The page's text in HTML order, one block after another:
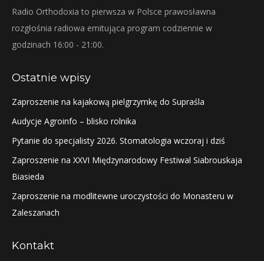
Radio Orthodoxia to pierwsza w Polsce prawosławna
rozgłośnia radiowa emitująca program codziennie w
godzinach 16:00 - 21:00.
Ostatnie wpisy
Zaproszenie na kajakową pielgrzymkę do Supraśla
Audycje Agroinfo – blisko rolnika
Pytanie do specjalisty 2026. Stomatologia wczoraj i dziś
Zaproszenie na XXVI Międzynarodowy Festiwal Siabrouskaja
Biasieda
Zaproszenie na modlitewne uroczystości do Monasteru w
Zaleszanach
Kontakt